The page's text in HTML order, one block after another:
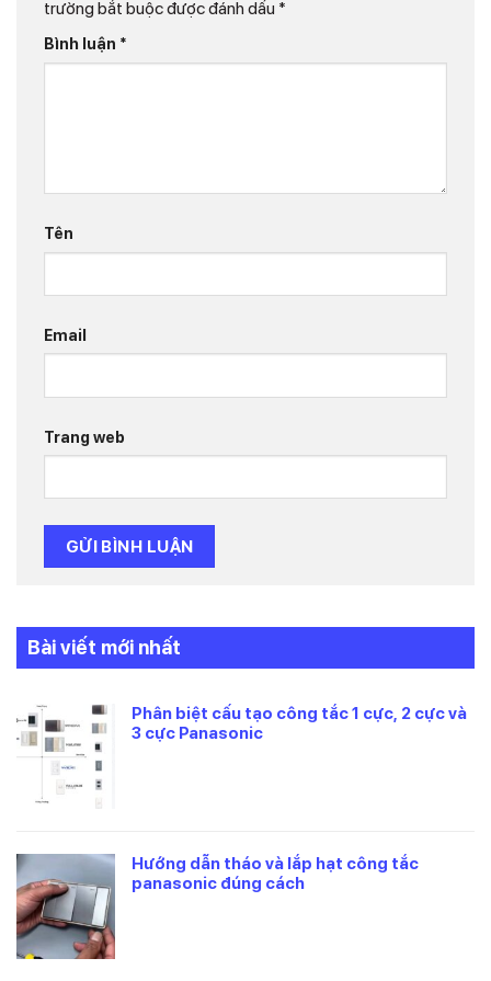
trường bắt buộc được đánh dấu *
Bình luận *
Tên
Email
Trang web
Bài viết mới nhất
Phân biệt cấu tạo công tắc 1 cực, 2 cực và
3 cực Panasonic
Hướng dẫn tháo và lắp hạt công tắc
panasonic đúng cách